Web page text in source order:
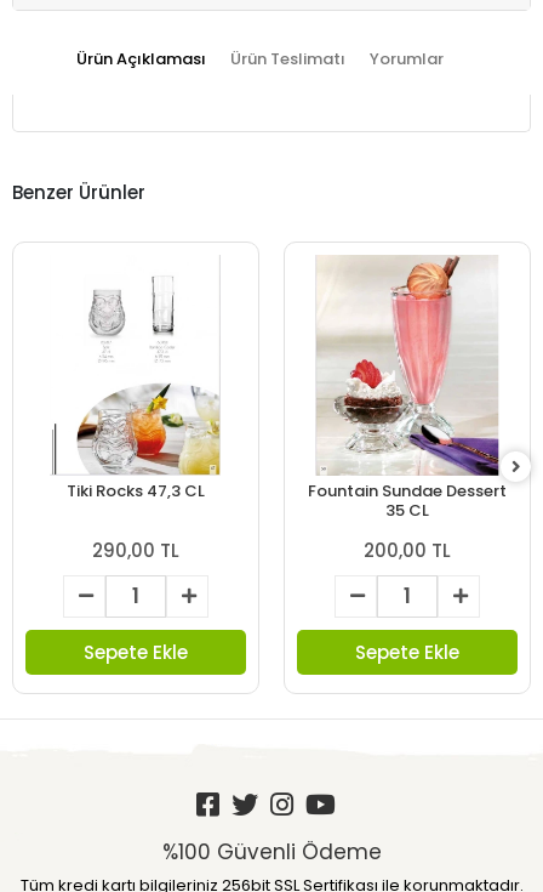
Ürün Açıklaması Ürün Teslimatı Yorumlar
Benzer Ürünler
Tiki Rocks 47,3 CL
290,00 TL
Sepete Ekle
Fountain Sundae Dessert
35 CL
200,00 TL
Sepete Ekle
%100 Güvenli Ödeme
Tüm kredi kartı bilgileriniz 256bit SSL Sertifikası ile korunmaktadır.